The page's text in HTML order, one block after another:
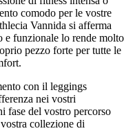
comodo per le vostre
Vannida si afferma
e funzionale lo rende molto
pezzo forte per tutte le
con il leggings
nei vostri
fase del vostro percorso
collezione di